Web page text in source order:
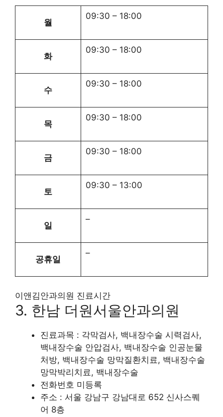
월
09:30 – 18:00
화
09:30 – 18:00
수
09:30 – 18:00
목
09:30 – 18:00
금
09:30 – 18:00
토
09:30 – 13:00
일
–
공휴일
–
이앤김안과의원 진료시간
3. 한남 더원서울안과의원
진료과목 : 각막검사, 백내장수술 시력검사,
백내장수술 안압검사, 백내장수술 인공눈물
처방, 백내장수술 망막질환치료, 백내장수술
망막박리치료, 백내장수술
전화번호 미등록
주소 : 서울 강남구 강남대로 652 신사스퀘
어 8층